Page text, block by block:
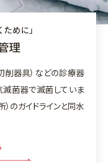
めに」
理
削器具）などの診療器
菌器で滅菌していま
）のガイドラインと同水